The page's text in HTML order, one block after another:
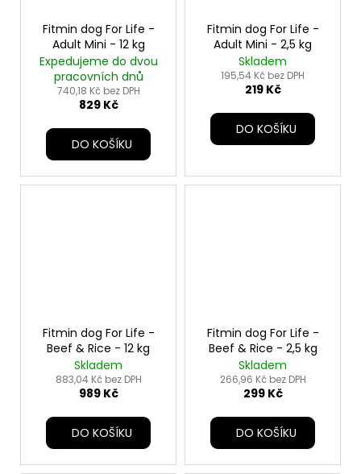
Fitmin dog For Life -
Adult Mini - 12 kg
Expedujeme do dvou
pracovních dnů
740,18 Kč bez DPH
829 Kč
DO KOŠÍKU
Fitmin dog For Life -
Adult Mini - 2,5 kg
Skladem
195,54 Kč bez DPH
219 Kč
DO KOŠÍKU
Fitmin dog For Life -
Beef & Rice - 12 kg
Skladem
883,04 Kč bez DPH
989 Kč
DO KOŠÍKU
Fitmin dog For Life -
Beef & Rice - 2,5 kg
Skladem
266,96 Kč bez DPH
299 Kč
DO KOŠÍKU